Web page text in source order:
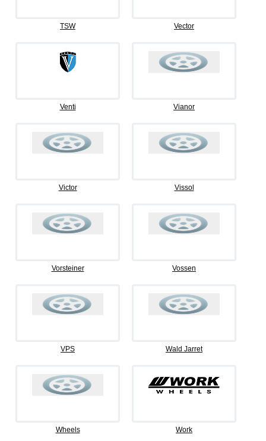
TSW Vector
Venti Vianor
Victor Vissol
Vorsteiner Vossen
VPS Wald Jarret
Wheels Work